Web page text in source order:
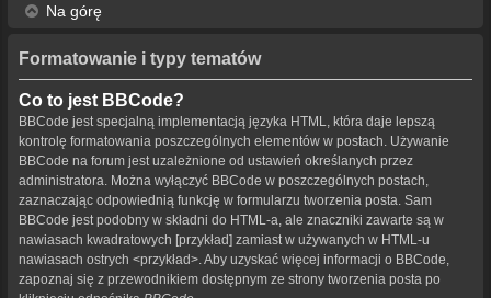
Na górę
Formatowanie i typy tematów
Co to jest BBCode?
BBCode jest specjalną implementacją języka HTML, która daje lepszą
kontrolę formatowania poszczególnych elementów w postach. Używanie
BBCode na forum jest uzależnione od ustawień określanych przez
administratora. Można wyłączyć BBCode w poszczególnych postach,
zaznaczając odpowiednią funkcję w formularzu tworzenia posta. Sam
BBCode jest podobny w składni do HTML-a, ale znaczniki zawarte są w
nawiasach kwadratowych [przykład] zamiast w używanych w HTML-u
nawiasach ostrych <przykład>. Aby uzyskać więcej informacji o BBCode,
zapoznaj się z przewodnikiem dostępnym ze strony tworzenia posta po